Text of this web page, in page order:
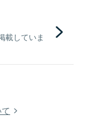
載していま